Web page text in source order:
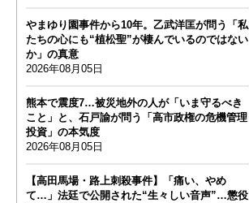
やまゆり園事件から10年。乙武洋匡が問う「私
たちの心にも“植松聖”が棲んでいるのではない
か」の真意
2026年08月05日
熊本で震度7…被災地外の人が「いま守るべき
こと」と、石戸諭が問う「高市政権の危機管理
投資」の本気度
2026年08月05日
【高田馬場・路上刺殺事件】「痛い、やめ
て…」法廷で公開された“生々しい音声”…懲役